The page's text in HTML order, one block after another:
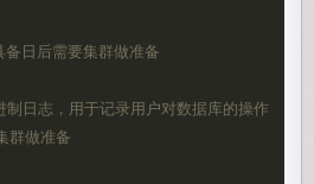
日后需要集群做准备
制日志，用于记录用户对数据库的操作
群做准备